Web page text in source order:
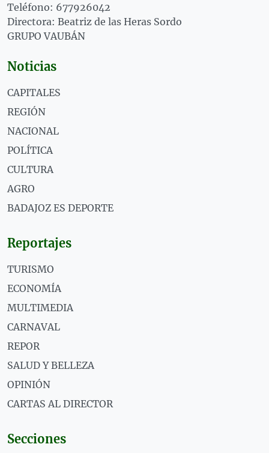
Teléfono: 677926042
Directora: Beatriz de las Heras Sordo
GRUPO VAUBÁN
Noticias
CAPITALES
REGIÓN
NACIONAL
POLÍTICA
CULTURA
AGRO
BADAJOZ ES DEPORTE
Reportajes
TURISMO
ECONOMÍA
MULTIMEDIA
CARNAVAL
REPOR
SALUD Y BELLEZA
OPINIÓN
CARTAS AL DIRECTOR
Secciones